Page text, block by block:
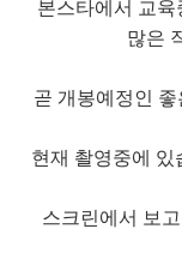
본스타에서 교
많은
곧 개봉예정인
현재 촬영중에
스크린에서 보